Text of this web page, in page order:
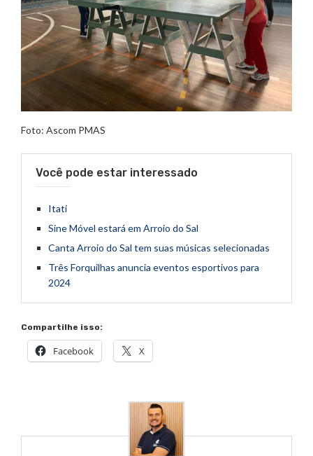
Foto: Ascom PMAS
Você pode estar interessado
Itati
Sine Móvel estará em Arroio do Sal
Canta Arroio do Sal tem suas músicas selecionadas
Três Forquilhas anuncia eventos esportivos para
2024
Compartilhe isso:
Facebook X